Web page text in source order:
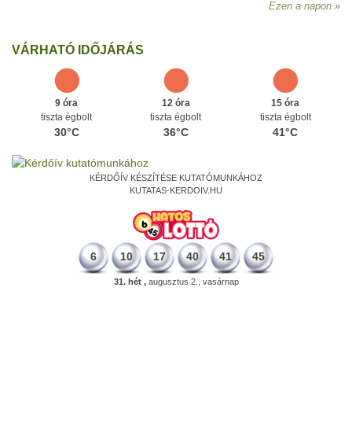
Ezen a napon
VÁRHATÓ IDŐJÁRÁS
9 óra
tiszta égbolt
30°C
12 óra
tiszta égbolt
36°C
15 óra
tiszta égbolt
41°C
KÉRDŐÍV KÉSZÍTÉSE KUTATÓMUNKÁHOZ
KUTATAS-KERDOIV.HU
6 10 17 40 41 45
31. hét ,augusztus 2., vasárnap